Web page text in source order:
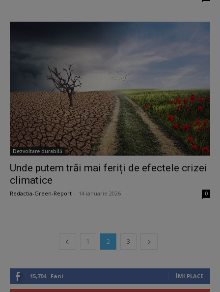
Dezvoltare durabilă
Unde putem trăi mai feriți de efectele crizei
climatice
Redactia-Green-Report 14 ianuarie 2026 0
1 2 3
15,704 Fani ÎMI PLACE